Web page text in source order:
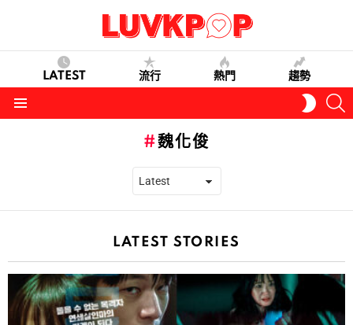
LATEST 流行 熱門 趨勢
SKIN
魏化俊
LATEST STORIES